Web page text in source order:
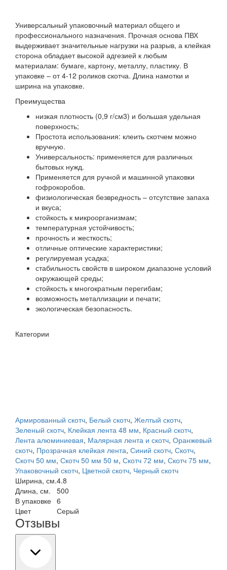
Универсальный упаковочный материал общего и
профессионального назначения. Прочная основа ПВХ
выдерживает значительные нагрузки на разрыв, а клейкая
сторона обладает высокой адгезией к любым
материалам: бумаге, картону, металлу, пластику. В
упаковке – от 4-12 роликов скотча. Длина намотки и
ширина на упаковке.
Преимущества
низкая плотность (0,9 г/см3) и большая удельная
поверхность;
Простота использования: клеить скотчем можно
вручную.
Универсальность: применяется для различных
бытовых нужд.
Применяется для ручной и машинной упаковки
гофрокоробов.
физиологическая безвредность – отсутствие запаха
и вкуса;
стойкость к микроорганизмам;
температурная устойчивость;
прочность и жесткость;
отличные оптические характеристики;
регулируемая усадка;
стабильность свойств в широком диапазоне условий
окружающей среды;
стойкость к многократным перегибам;
возможность металлизации и печати;
экологическая безопасность.
Категории
Армированный скотч, Белый скотч, Желтый скотч,
Зеленый скотч, Клейкая лента 48 мм, Красный скотч,
Лента алюминиевая, Малярная лента и скотч, Оранжевый
скотч, Прозрачная клейкая лента, Синий скотч, Скотч,
Скотч 50 мм, Скотч 50 мм 50 м, Скотч 72 мм, Скотч 75 мм,
Упаковочный скотч, Цветной скотч, Черный скотч
Ширина, см.4.8
Длина, см.
500
В упаковке 6
Цвет
Серый
Отзывы